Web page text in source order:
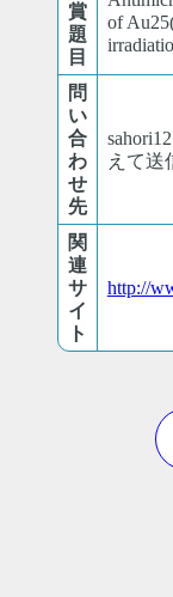
賞
題
目
of
問
い
合
わ
せ
先
えて送
関
連
サ
イ
ト
http://